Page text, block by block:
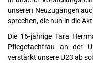
unseren Neuzugängen
sprechen, die nun in die
Die 16-jährige Tara
Pflegefachfrau an der
verstärkt unsere U23 ab